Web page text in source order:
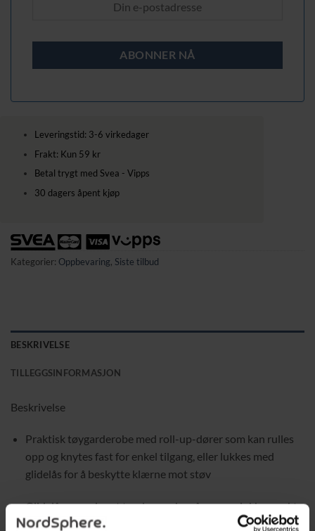
Leveringstid: 3-6 virkedager
Frakt: Kun 59 kr
Betal trygt med Svea - Vipps
30 dagers åpent kjøp
Kategorier: Oppbevaring, Siste tilbud
BESKRIVELSE
TILLEGGSINFORMASJON
Beskrivelse
Praktisk tøygarderobe med roll-up-dører som kan rulles
opp og knytes fast for enkel tilgang, eller lukkes med
glidelås for å beskytte klærne mot støv
Glidelås som gjør at tøydørene kan åpnes og lukkes raskt
og smidig